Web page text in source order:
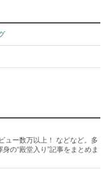
ュー数万以上！ などなど。多
の“殿堂入り”記事をまとめま